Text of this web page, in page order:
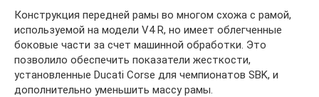
Конструкция передней рамы во многом схожа с рамой,
используемой на модели V4 R, но имеет облегченные
боковые части за счет машинной обработки. Это
позволило обеспечить показатели жесткости,
установленные Ducati Corse для чемпионатов SBK, и
дополнительно уменьшить массу рамы.